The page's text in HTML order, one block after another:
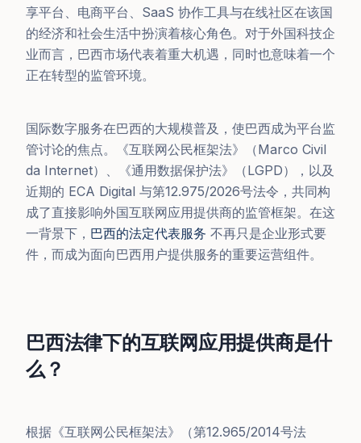
享平台、电商平台、SaaS 协作工具与在线社区在该国
的经济和社会生活中扮演着核心角色。对于外国科技企
业而言，巴西市场代表着重大机遇，同时也意味着一个
正在转型的监管环境。
国际数字服务在巴西的大规模普及，使巴西成为平台监
管讨论的焦点。《互联网公民框架法》（Marco Civil
da Internet）、《通用数据保护法》（LGPD），以及
近期的 ECA Digital 与第12.975/2026号法令，共同构
成了直接影响外国互联网应用提供商的监管框架。在这
一背景下， 巴西的法定代表服务 不再只是企业形式要
件，而成为面向巴西用户提供服务的重要运营组件。
巴西法律下的互联网应用提供商是什
么？
根据《互联网公民框架法》（第12.965/2014号法